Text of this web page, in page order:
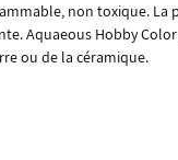
non toxique. La
Aquaeous Hobby
ou de la céramique.